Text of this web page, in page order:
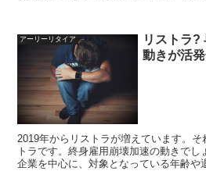
アーリーリタイア
リストラ?
動きが活
2019年からリストラが増えています。
トラです。終身雇用崩壊加速の動きで
企業を中心に、対象となっている年齢や